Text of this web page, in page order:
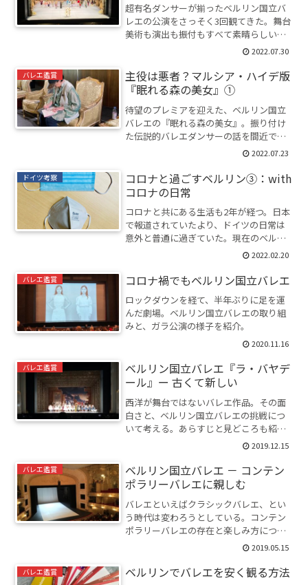
超有名ダンサーが揃ったベルリン国立バ
レエの公演をさっそく3回観てきた。舞台
美術も演出も振付もすべて素晴らしい！
日本人ダンサーも主役で登場。 2022.07.30
バレエ鑑賞
主役は悪者？マルシア・ハイデ版
『眠れる森の美女』①
待望のプレミアを迎えた、ベルリン国立
バレエの『眠れる森の美女』。振り付け
た伝説的バレエダンサーの話を間近で聞
2022.07.23
ドイツ考察
コロナと過ごすベルリン③：with
コロナの日常
コロナと共にある生活も2年が経つ。日本
で報道されていたより、ドイツの日常は
意外と普通に過ぎていた。現在のベルリ
ンの様子を現地からレポート。2022.02.20
バレエ鑑賞 コロナ禍でもベルリン国立バレエ
ロックダウンを経て、半年ぶりに足を運
んだ劇場。ベルリン国立バレエの取り組
みと、ガラ公演の様子を紹介。
2020.11.16
バレエ鑑賞
ベルリン国立バレエ『ラ・バヤデ
ール』ー 古くて新しい
西洋が舞台ではないバレエ作品。その面
白さと、ベルリン国立バレエの挑戦につ
いて考える。あらすじと見どころも紹
2019.12.15
バレエ鑑賞
ベルリン国立バレエ － コンテン
ポラリーバレエに親しむ
バレエといえばクラシックバレエ、とい
う時代は変わろうとしている。コンテン
ポラリーバレエの存在と楽しみ方につい
2019.05.15
バレエ鑑賞 ベルリンでバレエを安く観る方法